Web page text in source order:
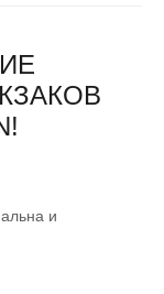
и